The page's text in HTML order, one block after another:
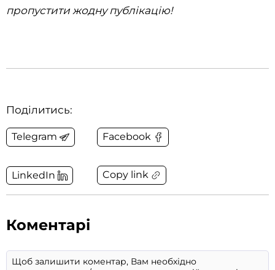
пропустити жодну публікацію!
Поділитись:
Telegram Facebook
LinkedIn Copy link
Коментарі